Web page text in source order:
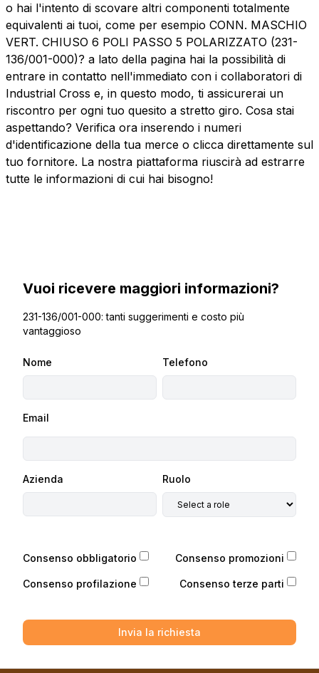
o hai l'intento di scovare altri componenti totalmente
equivalenti ai tuoi, come per esempio CONN. MASCHIO
VERT. CHIUSO 6 POLI PASSO 5 POLARIZZATO (231-
136/001-000)? a lato della pagina hai la possibilità di
entrare in contatto nell'immediato con i collaboratori di
Industrial Cross e, in questo modo, ti assicurerai un
riscontro per ogni tuo quesito a stretto giro. Cosa stai
aspettando? Verifica ora inserendo i numeri
d'identificazione della tua merce o clicca direttamente sul
tuo fornitore. La nostra piattaforma riuscirà ad estrarre
tutte le informazioni di cui hai bisogno!
Vuoi ricevere maggiori informazioni?
231-136/001-000: tanti suggerimenti e costo più
vantaggioso
Nome Telefono
Email
Azienda Ruolo
Consenso obbligatorio Consenso promozioni
Consenso profilazione Consenso terze parti
Invia la richiesta